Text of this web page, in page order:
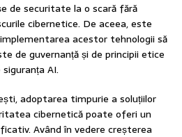
de securitate la o scară fără
cibernetice. De aceea, este
acestor tehnologii să
de guvernanță și de principii etice
AI.
adoptarea timpurie a soluțiilor
cibernetică poate oferi un
Având în vedere creșterea